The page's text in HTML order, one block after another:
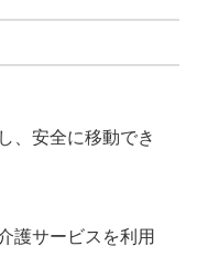
、安全に移動でき
護サービスを利用